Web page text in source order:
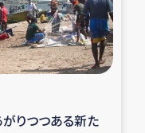
りつつある新た